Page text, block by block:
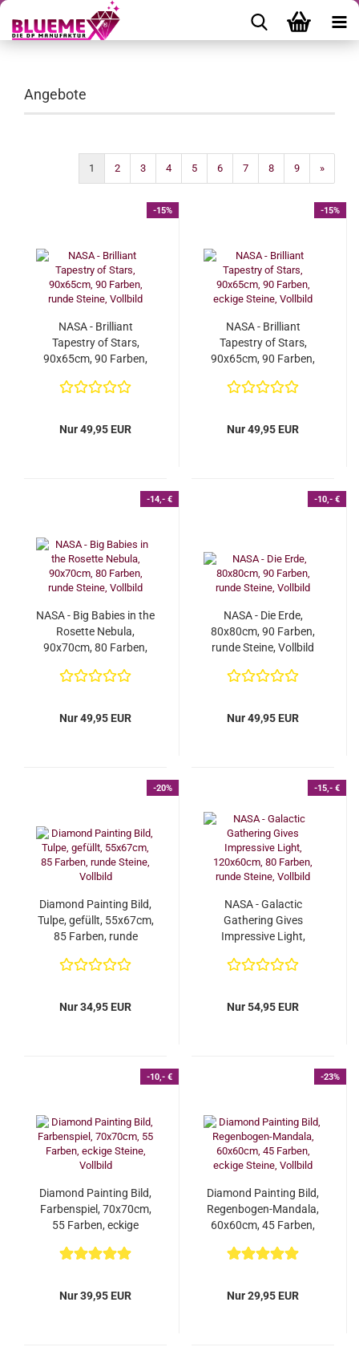
Angebote
1 2 3 4 5 6 7 8 9 »
-15%
NASA - Brilliant
Tapestry of Stars,
90x65cm, 90 Farben,
Nur 49,95 EUR
-15%
NASA - Brilliant
Tapestry of Stars,
90x65cm, 90 Farben,
Nur 49,95 EUR
-14,- €
NASA - Big Babies in the
Rosette Nebula,
90x70cm, 80 Farben,
Nur 49,95 EUR
-10,- €
NASA - Die Erde,
80x80cm, 90 Farben,
runde Steine, Vollbild
Nur 49,95 EUR
-20%
Diamond Painting Bild,
Tulpe, gefüllt, 55x67cm,
85 Farben, runde
Nur 34,95 EUR
-15,- €
NASA - Galactic
Gathering Gives
Impressive Light,
runde...
Nur 54,95 EUR
-10,- €
Diamond Painting Bild,
Farbenspiel, 70x70cm,
55 Farben, eckige
Nur 39,95 EUR
-23%
Diamond Painting Bild,
Regenbogen-Mandala,
60x60cm, 45 Farben,
Nur 29,95 EUR